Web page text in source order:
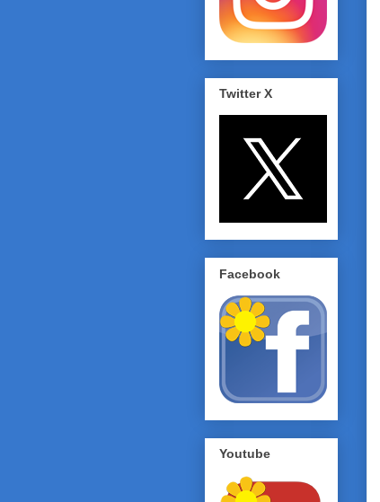
Twitter X
Facebook
Youtube